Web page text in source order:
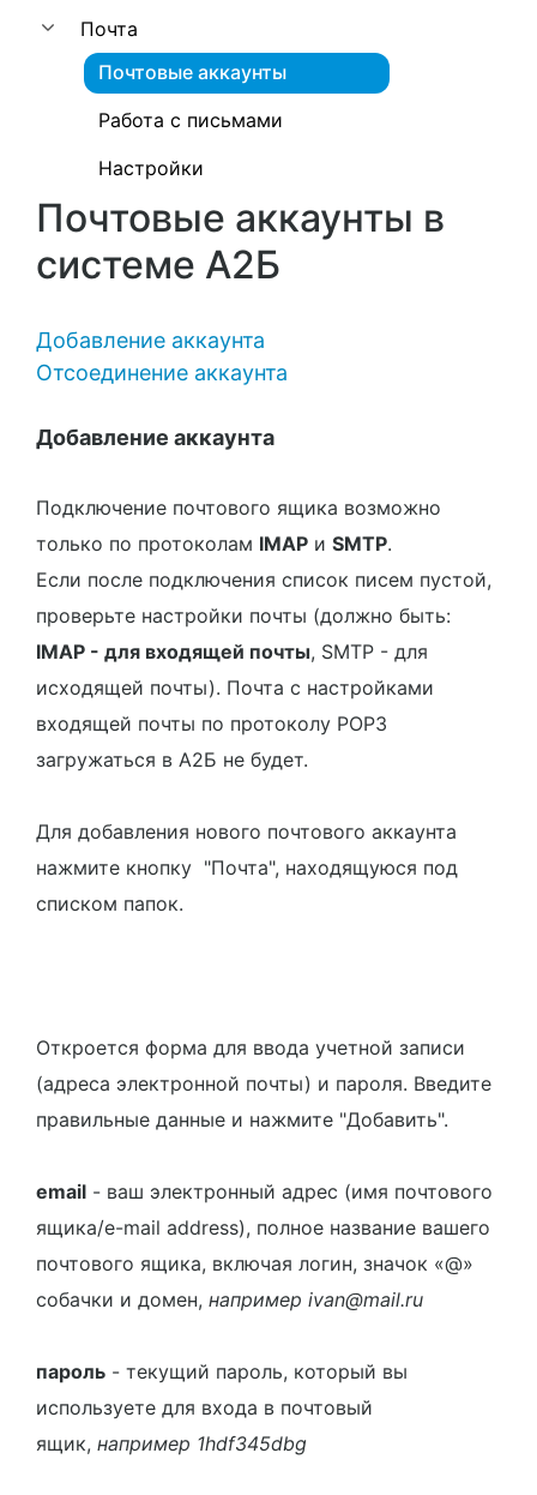
Почта
Почтовые аккаунты
Работа с письмами
Настройки
Почтовые аккаунты в
системе A2Б
Добавление аккаунта
Отсоединение аккаунта
Добавление аккаунта
Подключение почтового ящика возможно
только по протоколам IMAP и SMTP.
Если после подключения список писем пустой,
проверьте настройки почты (должно быть:
IMAP - для входящей почты, SMTP - для
исходящей почты). Почта с настройками
входящей почты по протоколу POP3
загружаться в А2Б не будет.
Для добавления нового почтового аккаунта
нажмите кнопку "Почта", находящуюся под
списком папок.
Откроется форма для ввода учетной записи
(адреса электронной почты) и пароля. Введите
правильные данные и нажмите "Добавить".
email - ваш электронный адрес (имя почтового
ящика/e-mail address), полное название вашего
почтового ящика, включая логин, значок «@»
собачки и домен, например ivan@mail.ru
пароль - текущий пароль, который вы
используете для входа в почтовый
ящик, например 1hdf345dbg